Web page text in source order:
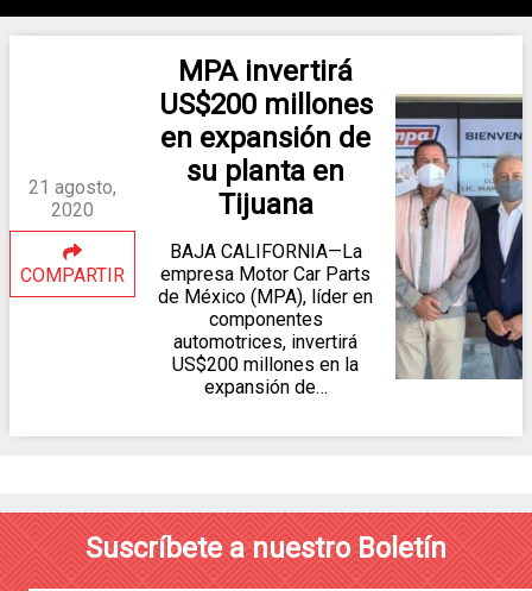
21 agosto,
2020
COMPARTIR
MPA invertirá
US$200 millones
en expansión de
su planta en
Tijuana
BAJA CALIFORNIA—La
empresa Motor Car Parts
de México (MPA), líder en
componentes
automotrices, invertirá
US$200 millones en la
expansión de…
Suscríbete a nuestro Boletín